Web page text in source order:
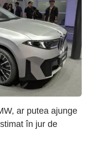
ar putea ajunge
în jur de